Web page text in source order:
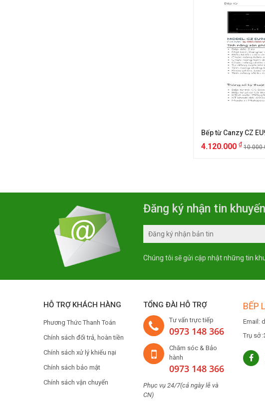
Bếp từ Canzy CZ
4.120.000 ₫
Đăng ký nhận tin
Chúng tôi sẽ gửi cập nhật những tin
HỖ TRỢ KHÁCH HÀNG
Phương Thức Thanh Toán
Chính sách đổi trả, hoàn tiền
Chính sách xử lý khiếu nại
Chính sách bảo mật
Chính sách vận chuyển
TỔNG ĐÀI HỖ TRỢ
Tư vấn trực tiếp
0973 148 366
Chăm sóc & Bảo
hành
0973 148 366
Phục vụ 24/7(cả ngày lễ và
CN)
BẾP
Email:
Trụ sở :